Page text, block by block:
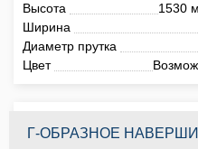
Высота
1530
Ширина
Диаметр прутка
Цвет
Г-ОБРАЗНОЕ